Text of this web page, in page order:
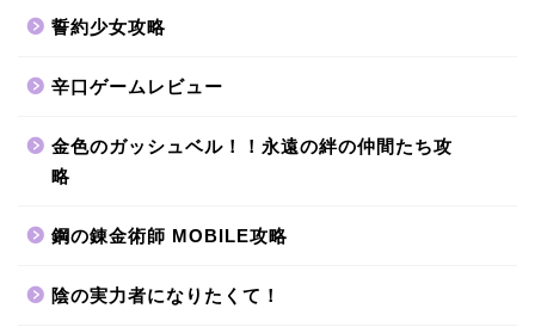
誓約少女攻略
辛口ゲームレビュー
金色のガッシュベル！！永遠の絆の仲間たち攻
略
鋼の錬金術師 MOBILE攻略
陰の実力者になりたくて！